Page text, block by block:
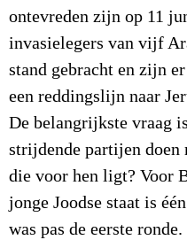
ontevreden zijn op 11
invasielegers van vijf
stand gebracht en zijn
een reddingslijn naar
De belangrijkste vraag
strijdende partijen doen
die voor hen ligt? Voor
jonge Joodse staat is
was pas de eerste